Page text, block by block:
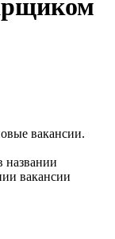
вакансии.
названии
вакансии